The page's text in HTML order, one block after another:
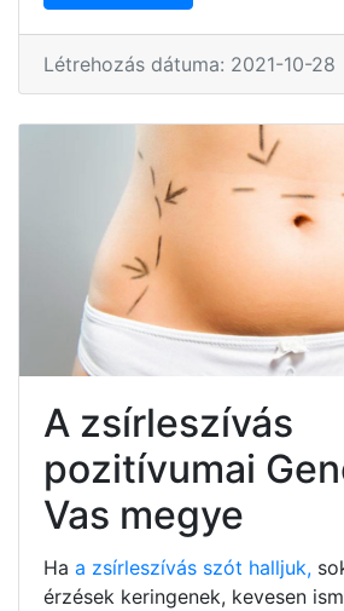
Létrehozás dátuma: 2021-10-28
A zsírleszívás
pozitívumai
Vas megye
Ha a zsírleszívás szót halljuk,
érzések keringenek, kevesen